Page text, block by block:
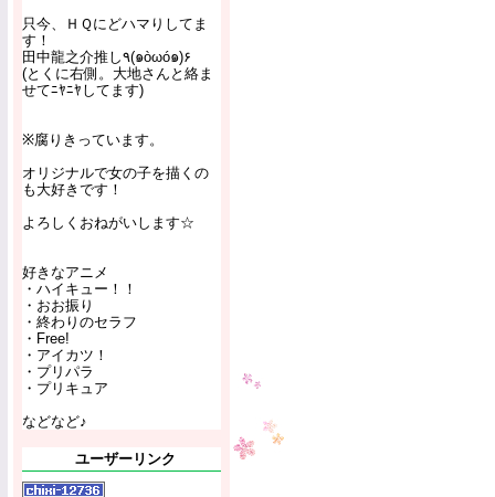
只今、ＨＱにどハマりしてま
す！
田中龍之介推し٩(๑òωó๑)۶
(とくに右側。大地さんと絡ま
せてﾆﾔﾆﾔしてます)
※腐りきっています。
オリジナルで女の子を描くの
も大好きです！
よろしくおねがいします☆
好きなアニメ
・ハイキュー！！
・おお振り
・終わりのセラフ
・Free!
・アイカツ！
・プリパラ
・プリキュア
などなど♪
ユーザーリンク